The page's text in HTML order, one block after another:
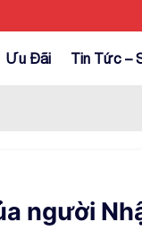
Ưu Đãi Tin Tức –
người